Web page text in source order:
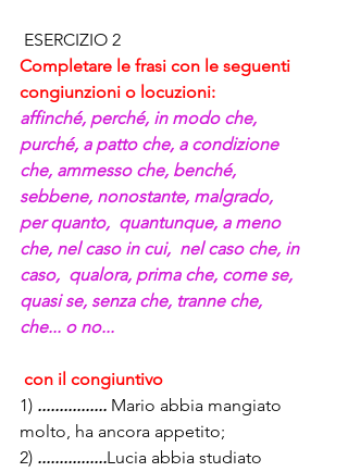
ESERCIZIO 2
Completare le frasi con le seguenti
congiunzioni o locuzioni:
affinché, perché, in modo che,
purché, a patto che, a condizione
che, ammesso che, benché,
sebbene, nonostante, malgrado,
per quanto,  quantunque, a meno
che, nel caso in cui,  nel caso che, in
caso,  qualora, prima che, come se,
quasi se, senza che, tranne che,
che... o no...
con il congiuntivo
1) ................ Mario abbia mangiato
molto, ha ancora appetito;
2) ................Lucia abbia studiato